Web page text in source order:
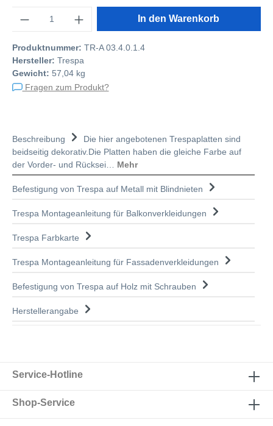
In den Warenkorb
Produktnummer: TR-A 03.4.0.1.4
Hersteller: Trespa
Gewicht: 57,04 kg
Fragen zum Produkt?
Beschreibung
Die hier angebotenen Trespaplatten sind
beidseitig dekorativ.Die Platten haben die gleiche Farbe auf
der Vorder- und Rücksei… Mehr
Befestigung von Trespa auf Metall mit Blindnieten
Trespa Montageanleitung für Balkonverkleidungen
Trespa Farbkarte
Trespa Montageanleitung für Fassadenverkleidungen
Befestigung von Trespa auf Holz mit Schrauben
Herstellerangabe
Service-Hotline
Shop-Service